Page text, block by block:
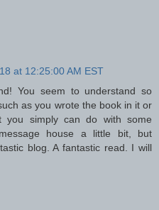
at 12:25:00 AM EST
You seem to understand so
as you wrote the book in it or
you simply can do with some
house a little bit, but
blog. A fantastic read. I will